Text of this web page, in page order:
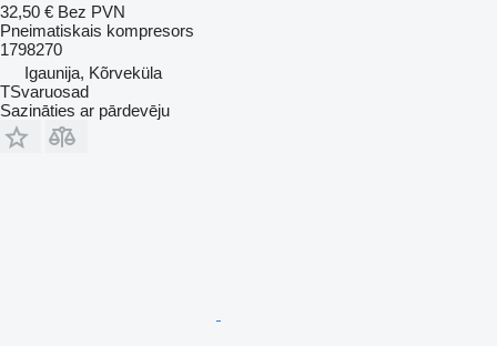
32,50 € Bez PVN
Pneimatiskais kompresors
1798270
Igaunija, Kõrveküla
TSvaruosad
Sazināties ar pārdevēju